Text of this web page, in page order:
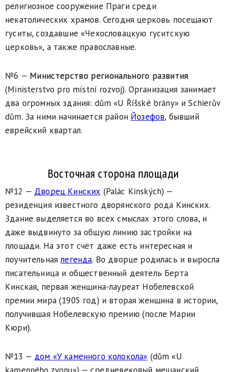
религиозное сооружение Праги среди
некатолических храмов. Сегодня церковь посещают
гуситы, создавшие «Чехословацкую гуситскую
церковь», а также православные.
№6 — Министерство регионального развития
(Ministerstvo pro místní rozvoj). Организация занимает
два огромных здания: dům «U Říšské brány» и Schierův
dům. За ними начинается район Йозефов, бывший
еврейский квартал.
Восточная сторона площади
№12 — Дворец Кинских (Palác Kinských) —
резиденция известного дворянского рода Кинских.
Здание выделяется во всех смыслах этого слова, и
даже выдвинуто за общую линию застройки на
площади. На этот счёт даже есть интересная и
поучительнаялегенда. Во дворце родилась и выросла
писательница и общественный деятель Берта
Кинская, первая женщина-лауреат Нобелевской
премии мира (1905 год) и вторая женщина в истории,
получившая Нобелевскую премию (после Марии
Кюри).
№13 — дом «У каменного колокола» (dům «U